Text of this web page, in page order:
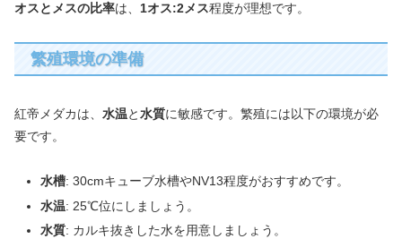
オスとメスの比率は、 1オス:2メス程度が理想です。
繁殖環境の準備
紅帝メダカは、 水温と水質に敏感です。繁殖には以下の環境が必
要です。
水槽: 30cmキューブ水槽やNV13程度がおすすめです。
水温: 25℃位にしましょう。
水質: カルキ抜きした水を用意しましょう。